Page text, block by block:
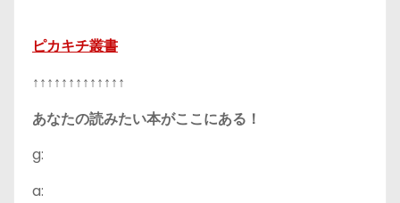
ピカキチ叢書
↑↑↑↑↑↑↑↑↑↑↑↑↑
あなたの読みたい本がここにある！
g:
a: